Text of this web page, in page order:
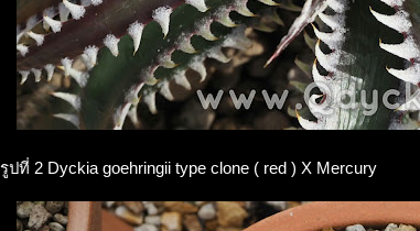
รูปที่ 2 Dyckia goehringii type clone ( red ) X Mercury